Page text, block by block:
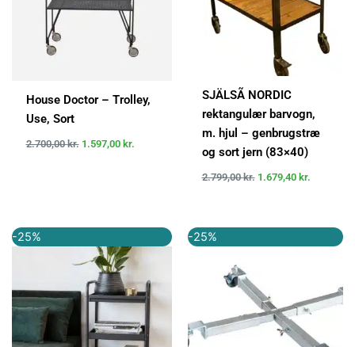
House Doctor – Trolley,
Use, Sort
2.700,00kr. 1.597,00 kr.
SJÄLSÃ NORDIC
rektangulær barvogn,
m. hjul – genbrugstræ
og sort jern (83×40)
2.799,00kr. 1.679,40 kr.
-25%
oprindelige
pris
var:
1.199,00 kr..
aktuelle
pris
899,00 kr..
-25%
oprindelige
399,95 kr..
aktuelle
299,95 kr..